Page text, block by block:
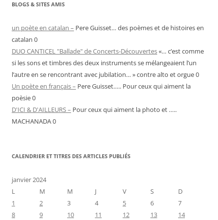
BLOGS & SITES AMIS
un poète en catalan – Pere Guisset… des poèmes et de histoires en
catalan 0
DUO CANTICEL "Ballade" de Concerts-Découvertes«… c’est comme
si les sons et timbres des deux instruments se mélangeaient l’un
l’autre en se rencontrant avec jubilation… » contre alto et orgue 0
Un poète en français – Pere Guisset….. Pour ceux qui aiment la
poèsie 0
D'ICI & D'AILLEURS – Pour ceux qui aiment la photo et …..
MACHANADA 0
CALENDRIER ET TITRES DES ARTICLES PUBLIÉS
janvier 2024
L
M M J V S
D
1
2 3 4 5 6
7
8
9 10 11 12 13
14